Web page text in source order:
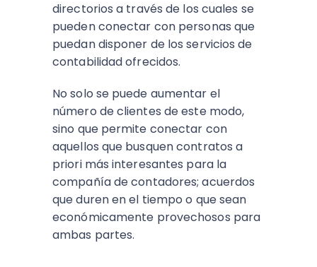
directorios a través de los cuales se
pueden conectar con personas que
puedan disponer de los servicios de
contabilidad ofrecidos.
No solo se puede aumentar el
número de clientes de este modo,
sino que permite conectar con
aquellos que busquen contratos a
priori más interesantes para la
compañía de contadores; acuerdos
que duren en el tiempo o que sean
económicamente provechosos para
ambas partes.